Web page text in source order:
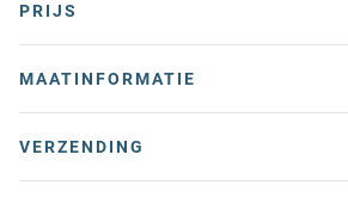
PRIJS
MAATINFORMATIE
VERZENDING